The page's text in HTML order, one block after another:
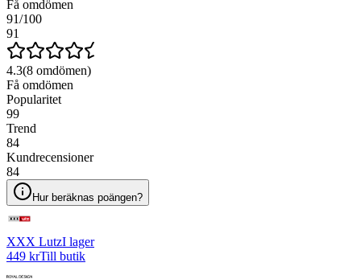
Få omdömen
91/100
91
4.3(8 omdömen)
Få omdömen
Popularitet
99
Trend
84
Kundrecensioner
84
Hur beräknas poängen?
XXX LutzI lager
449 krTill butik